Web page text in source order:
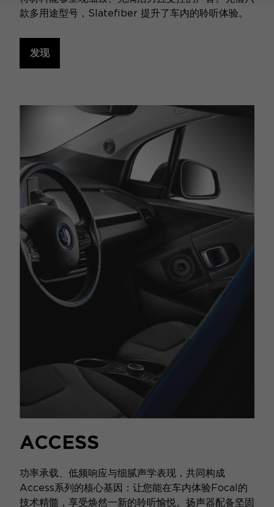
款多用途型号，Slatefiber 提升了车内的聆听体验。
发现
ACCESS
功率承载、低频响应与细腻声学表现，共同构成
Access系列的核心基因：让您能在车内体验Focal的
技术精髓，享受焕然一新的聆听愉悦。扬声器配备坚固